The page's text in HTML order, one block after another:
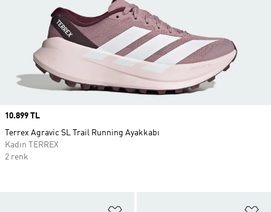
Price
10.899 TL
Terrex Agravic SL Trail Running Ayakkabı
Kadın TERREX
2 renk